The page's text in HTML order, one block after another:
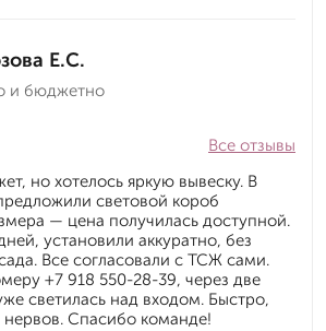
Е.С.
и бюджетно
Все отзывы
но хотелось яркую вывеску. В
световой короб
— цена получилась доступной.
установили аккуратно, без
Все согласовали с ТСЖ сами.
+7 918 550-28-39, через две
светилась над входом. Быстро,
нервов. Спасибо команде!